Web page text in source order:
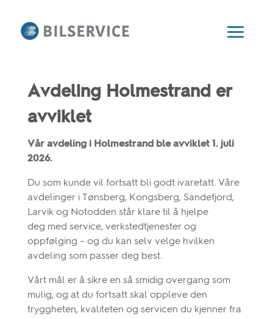
Avdeling Holmestrand er
avviklet
Vår avdeling i Holmestrand ble avviklet 1. juli
2026.
Du som kunde vil fortsatt bli godt ivaretatt. Våre
avdelinger i Tønsberg, Kongsberg, Sandefjord,
Larvik og Notodden står klare til å hjelpe
deg med service, verkstedtjenester og
oppfølging – og du kan selv velge hvilken
avdeling som passer deg best.
Vårt mål er å sikre en så smidig overgang som
mulig, og at du fortsatt skal oppleve den
tryggheten, kvaliteten og servicen du kjenner fra